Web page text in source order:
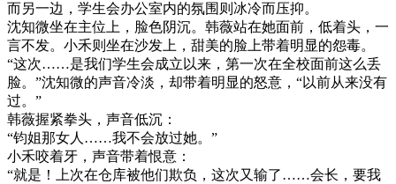
而另一边，学生会办公室内的氛围则冰冷而压抑。
沈知微坐在主位上，脸色阴沉。韩薇站在她面前，低着头，一
言不发。小禾则坐在沙发上，甜美的脸上带着明显的怨毒。
“这次……是我们学生会成立以来，第一次在全校面前这么丢
脸。”沈知微的声音冷淡，却带着明显的怒意，“以前从来没有
过。”
韩薇握紧拳头，声音低沉：
“钧姐那女人……我不会放过她。”
小禾咬着牙，声音带着恨意：
“就是！上次在仓库被他们欺负，这次又输了……会长，要我